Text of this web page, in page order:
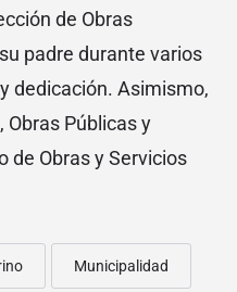
de Obras
padre durante varios
dedicación. Asimismo,
Públicas y
de Obras y Servicios
Municipalidad